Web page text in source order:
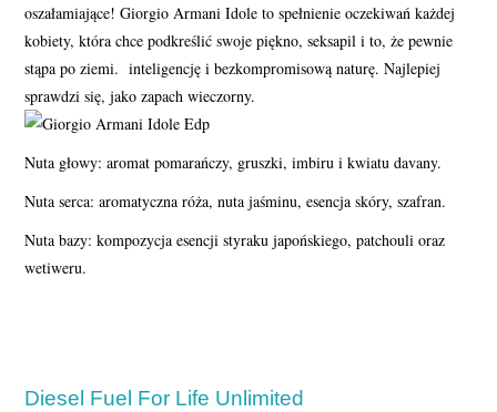
oszałamiające! Giorgio Armani Idole to spełnienie oczekiwań każdej
kobiety, która chce podkreślić swoje piękno, seksapil i to, że pewnie
stąpa po ziemi. inteligencję i bezkompromisową naturę. Najlepiej
sprawdzi się, jako zapach wieczorny.
Nuta głowy: aromat pomarańczy, gruszki, imbiru i kwiatu davany.
Nuta serca: aromatyczna róża, nuta jaśminu, esencja skóry, szafran.
Nuta bazy: kompozycja esencji styraku japońskiego, patchouli oraz
wetiweru.
Diesel Fuel For Life Unlimited